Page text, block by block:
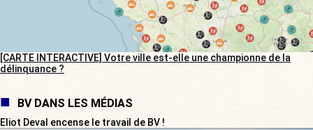
[CARTE INTERACTIVE] Votre ville est-elle une championne de la
délinquance ?
BV DANS LES MÉDIAS
Eliot Deval encense le travail de BV !